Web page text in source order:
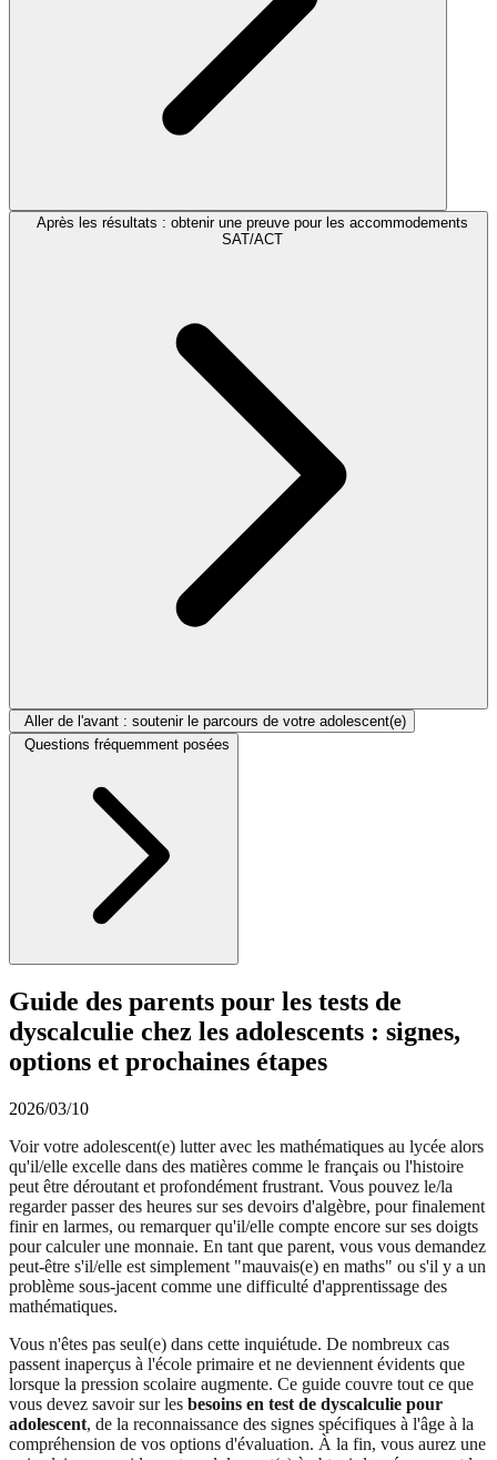
Après les résultats : obtenir une preuve pour les accommodements
SAT/ACT
Aller de l'avant : soutenir le parcours de votre adolescent(e)
Questions fréquemment posées
Guide des parents pour les tests de
dyscalculie chez les adolescents : signes,
options et prochaines étapes
2026/03/10
Voir votre adolescent(e) lutter avec les mathématiques au lycée alors
qu'il/elle excelle dans des matières comme le français ou l'histoire
peut être déroutant et profondément frustrant. Vous pouvez le/la
regarder passer des heures sur ses devoirs d'algèbre, pour finalement
finir en larmes, ou remarquer qu'il/elle compte encore sur ses doigts
pour calculer une monnaie. En tant que parent, vous vous demandez
peut-être s'il/elle est simplement "mauvais(e) en maths" ou s'il y a un
problème sous-jacent comme une difficulté d'apprentissage des
mathématiques.
Vous n'êtes pas seul(e) dans cette inquiétude. De nombreux cas
passent inaperçus à l'école primaire et ne deviennent évidents que
lorsque la pression scolaire augmente. Ce guide couvre tout ce que
vous devez savoir sur les besoins en test de dyscalculie pour
adolescent, de la reconnaissance des signes spécifiques à l'âge à la
compréhension de vos options d'évaluation. À la fin, vous aurez une